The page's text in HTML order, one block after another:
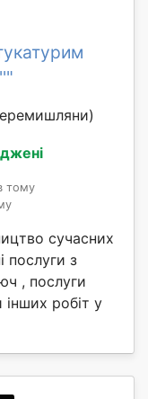
тому
сучасних
послуги з
, послуги
робіт у